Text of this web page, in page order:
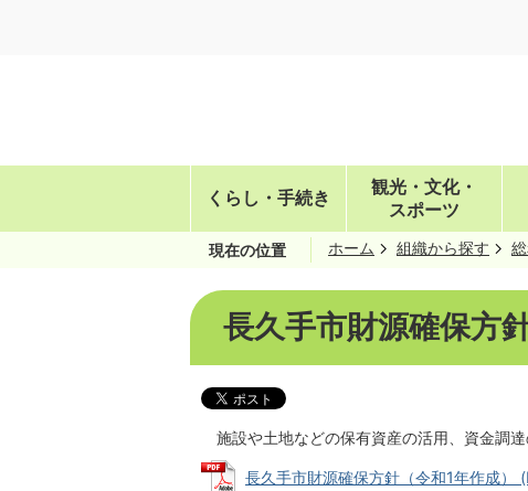
くらし・手続き
観光・文化・
スポーツ
現在の位置 ホーム 組織から探す
長久手市財源確保方
施設や土地などの保有資産の活用、資金調
長久手市財源確保方針（令和1年作成）